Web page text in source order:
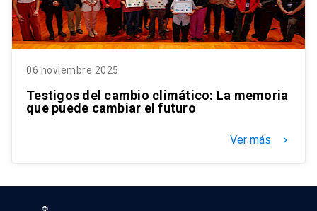
06 noviembre 2025
Testigos del cambio climático: La memoria
que puede cambiar el futuro
Ver más keyboard_arrow_right